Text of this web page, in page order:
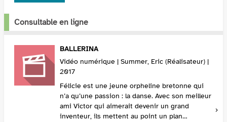
Consultable en ligne
BALLERINA
Vidéo numérique | Summer, Eric (Réalisateur) |
2017
Félicie est une jeune orpheline bretonne qui
n’a qu’une passion : la danse. Avec son meilleur
ami Victor qui aimerait devenir un grand
inventeur, ils mettent au point un plan